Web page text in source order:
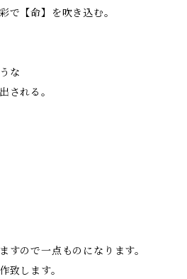
で【命】を吹き込む。
な
される。
すので一点ものになります。
致します。